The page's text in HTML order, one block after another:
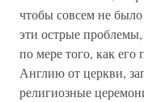
чтобы совсем не
эти острые
по мере того, как
Англию от церкви,
религиозные